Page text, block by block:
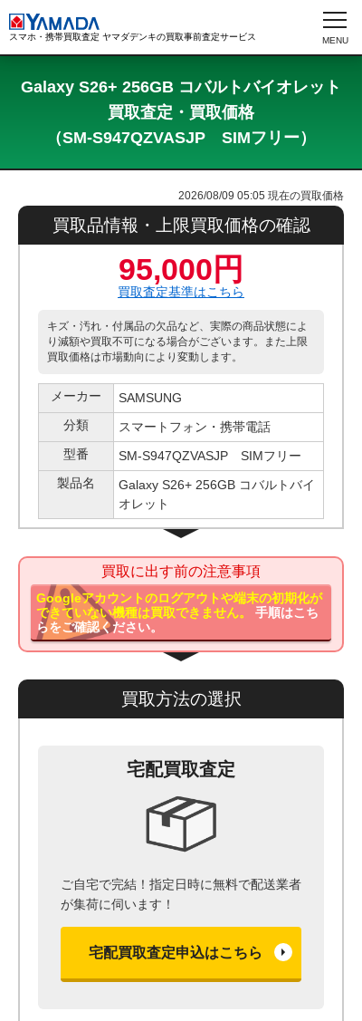
スマホ・携帯買取査定 ヤマダデンキの買取事前査定サービス
Galaxy S26+ 256GB コバルトバイオレット
買取査定・買取価格
（SM-S947QZVASJP SIMフリー）
2026/08/09 05:05 現在の買取価格
買取品情報・上限買取価格の確認
95,000円
買取査定基準はこちら
キズ・汚れ・付属品の欠品など、実際の商品状態によ
り減額や買取不可になる場合がございます。また上限
買取価格は市場動向により変動します。
メーカー
SAMSUNG
分類
スマートフォン・携帯電話
型番
SM-S947QZVASJP SIMフリー
製品名
Galaxy S26+ 256GB コバルトバイ
オレット
買取に出す前の注意事項
Googleアカウントのログアウトや端末の初期化が
できていない機種は買取できません。
手順はこち
らをご確認ください。
買取方法の選択
宅配買取査定
ご自宅で完結！指定日時に無料で配送業者
が集荷に伺います！
宅配買取査定申込はこちら